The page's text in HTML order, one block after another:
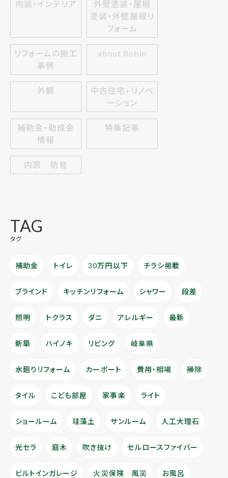
内装・インテリア
外壁塗装・屋根
塗装・外壁屋根リ
フォーム
リフォームの施工
事例
about Robin
外観
中古住宅+リノベ
ーション
補助金・助成金
情報
特集記事
内窓 防音
TAG
タグ
補助金 トイレ 30万円以下 チラシ掲載
ブラインド キッチンリフォーム シャワー 段差
照明 トクラス ダニ アレルギー 最新
新築 ハイノキ リビング 岐阜県
水廻りリフォーム カーポート 費用・相場 掃除
タイル こども部屋 家事楽 ライト
ショールーム 珪藻土 サンルーム 人工大理石
光セラ 庭木 吹き抜け セルロースファイバー
ビルトインガレージ 火災保険 風災 お風呂